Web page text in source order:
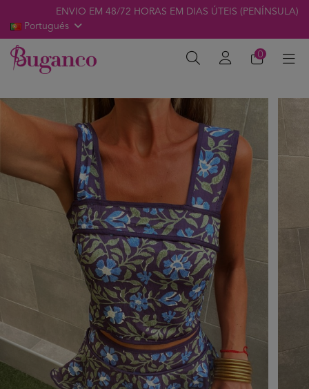
ENVIO EM 48/72 HORAS EM DIAS ÚTEIS (PENÍNSULA)
Portugués
0